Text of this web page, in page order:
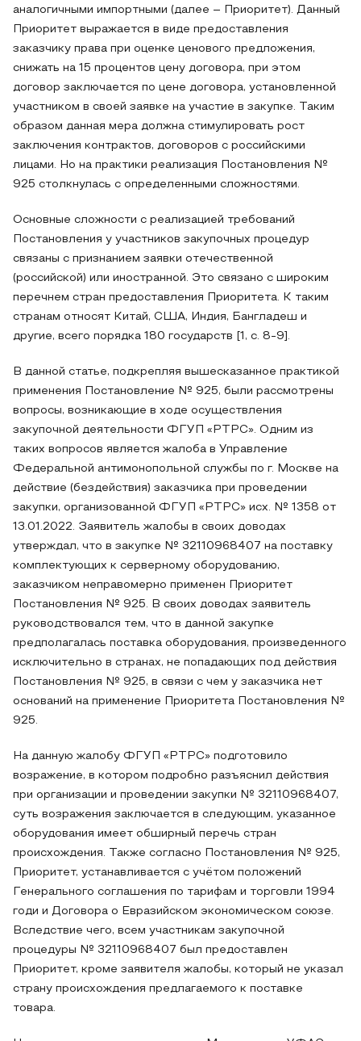
аналогичными импортными (далее – Приоритет). Данный
Приоритет выражается в виде предоставления
заказчику права при оценке ценового предложения,
снижать на 15 процентов цену договора, при этом
договор заключается по цене договора, установленной
участником в своей заявке на участие в закупке. Таким
образом данная мера должна стимулировать рост
заключения контрактов, договоров с российскими
лицами. Но на практики реализация Постановления №
925 столкнулась с определенными сложностями.
Основные сложности с реализацией требований
Постановления у участников закупочных процедур
связаны с признанием заявки отечественной
(российской) или иностранной. Это связано с широким
перечнем стран предоставления Приоритета. К таким
странам относят Китай, США, Индия, Бангладеш и
другие, всего порядка 180 государств [1, с. 8-9].
В данной статье, подкрепляя вышесказанное практикой
применения Постановление № 925, были рассмотрены
вопросы, возникающие в ходе осуществления
закупочной деятельности ФГУП «РТРС». Одним из
таких вопросов является жалоба в Управление
Федеральной антимонопольной службы по г. Москве на
действие (бездействия) заказчика при проведении
закупки, организованной ФГУП «РТРС» исх. № 1358 от
13.01.2022. Заявитель жалобы в своих доводах
утверждал, что в закупке № 32110968407 на поставку
комплектующих к серверному оборудованию,
заказчиком неправомерно применен Приоритет
Постановления № 925. В своих доводах заявитель
руководствовался тем, что в данной закупке
предполагалась поставка оборудования, произведенного
исключительно в странах, не попадающих под действия
Постановления № 925, в связи с чем у заказчика нет
оснований на применение Приоритета Постановления №
925.
На данную жалобу ФГУП «РТРС» подготовило
возражение, в котором подробно разъяснил действия
при организации и проведении закупки № 32110968407,
суть возражения заключается в следующим, указанное
оборудования имеет обширный перечь стран
происхождения. Также согласно Постановления № 925,
Приоритет, устанавливается с учётом положений
Генерального соглашения по тарифам и торговли 1994
годи и Договора о Евразийском экономическом союзе.
Вследствие чего, всем участникам закупочной
процедуры № 32110968407 был предоставлен
Приоритет, кроме заявителя жалобы, который не указал
страну происхождения предлагаемого к поставке
товара.